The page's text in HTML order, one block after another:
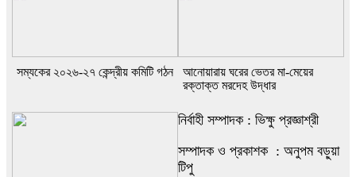
সম্যকের ২০২৬-২৭ কেন্দ্রীয় কমিটি গঠন
আনোয়ারায় ঘরের ভেতর মা-মেয়ের
রক্তাক্ত মরদেহ উদ্ধার
নির্বাহী সম্পাদক : ভিক্ষু প্রজ্ঞাশ্রী
সম্পাদক ও প্রকাশক : অনুপম বড়ুয়া
টিপু